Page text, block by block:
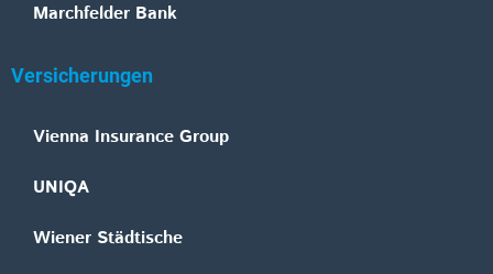
Marchfelder Bank
Versicherungen
Vienna Insurance Group
UNIQA
Wiener Städtische